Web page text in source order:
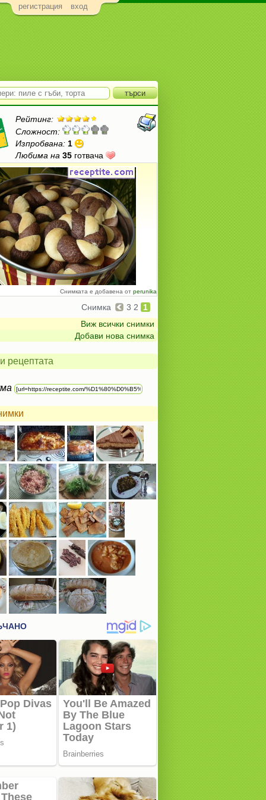
регистрация вход
Рейтинг:
Сложност:
Изпробвана: 1
Любима на 35 готвача
Снимката е добавена от perunika
Снимка 3 2
1
Виж всички снимки
Добави нова снимка
рецептата